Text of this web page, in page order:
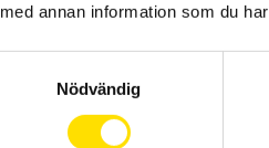
med annan information som du
Nödvändig